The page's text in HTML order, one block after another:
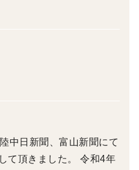
中日新聞、富山新聞にて
て頂きました。 令和4年